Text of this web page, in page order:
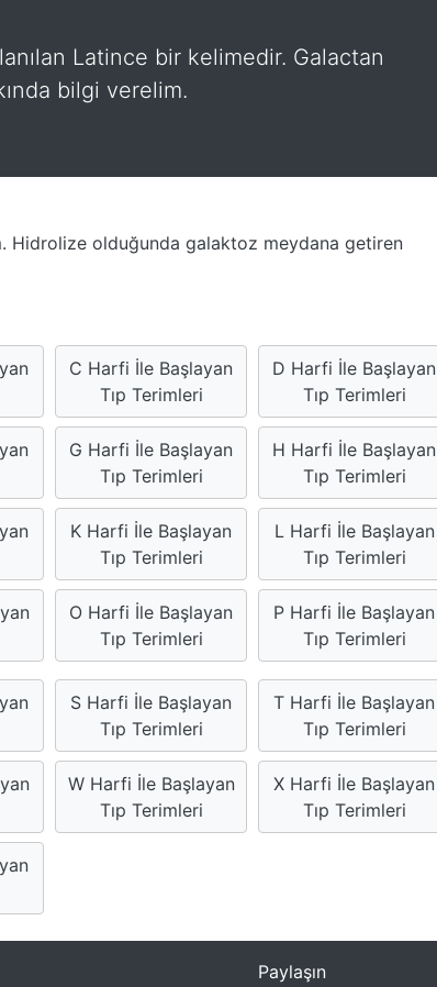
Latince bir kelimedir. Galactan
bilgi verelim.
Hidrolize olduğunda galaktoz meydana getiren
C Harfi İle Başlayan
Tıp Terimleri
D Harfi İle Başlayan
Tıp Terimleri
G Harfi İle Başlayan
Tıp Terimleri
H Harfi İle Başlayan
Tıp Terimleri
K Harfi İle Başlayan
Tıp Terimleri
L Harfi İle Başlayan
Tıp Terimleri
O Harfi İle Başlayan
Tıp Terimleri
P Harfi İle Başlayan
Tıp Terimleri
S Harfi İle Başlayan
Tıp Terimleri
T Harfi İle Başlayan
Tıp Terimleri
W Harfi İle Başlayan
Tıp Terimleri
X Harfi İle Başlayan
Tıp Terimleri
Paylaşın